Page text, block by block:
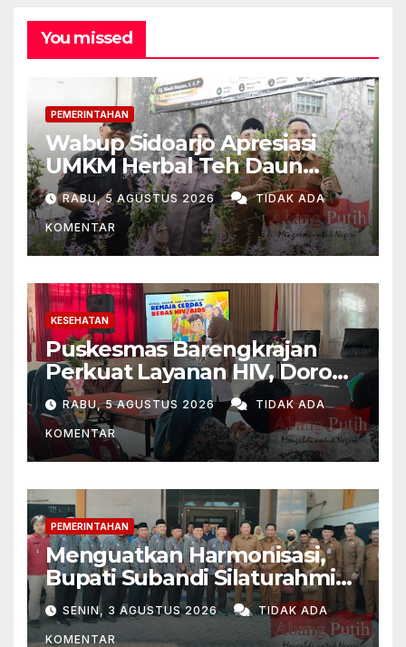
You missed
PEMERINTAHAN
Wabup Sidoarjo Apresiasi
UMKM Herbal Teh Daun
Kumis Kucing
RABU, 5 AGUSTUS 2026 TIDAK ADA
KOMENTAR
KESEHATAN
Puskesmas Barengkrajan
Perkuat Layanan HIV, Dorong
Target “Getting to Zero”
RABU, 5 AGUSTUS 2026 TIDAK ADA
KOMENTAR
PEMERINTAHAN
Menguatkan Harmonisasi,
Bupati Subandi Silaturahmi
ke PD Muhammadiyah
Sidoarjo
SENIN, 3 AGUSTUS 2026 TIDAK ADA
KOMENTAR